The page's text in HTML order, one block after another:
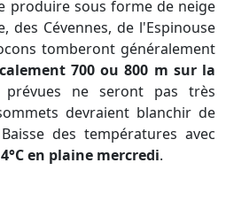
des Cévennes, de l'Espinouse
tomberont généralement
700 ou 800 m sur la
ne seront pas très
devraient blanchir de
des températures avec
en plaine mercredi.